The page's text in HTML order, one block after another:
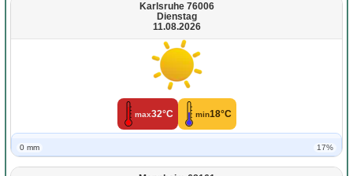
Karlsruhe 76006
Dienstag
11.08.2026
max32°C min18°C
0 mm 17%